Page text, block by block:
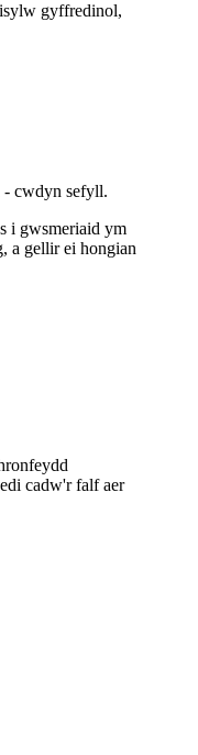
gyffredinol,
cwdyn sefyll.
i gwsmeriaid ym
a gellir ei hongian
cadw'r falf aer